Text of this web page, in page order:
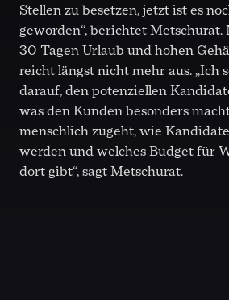
Stellen zu besetzen, jetzt ist es
geworden“, berichtet
30 Tagen Urlaub und hohen
reicht längst nicht mehr aus. „Ich
darauf, den potenziellen
was den Kunden besonders
menschlich zugeht, wie
werden und welches Budget für
dort gibt“, sagt Metschurat.